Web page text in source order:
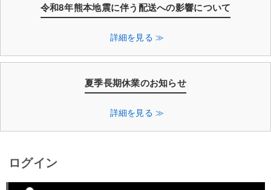
令和8年熊本地震に伴う配送への影響について
詳細を見る ≫
夏季長期休業のお知らせ
詳細を見る ≫
ログイン